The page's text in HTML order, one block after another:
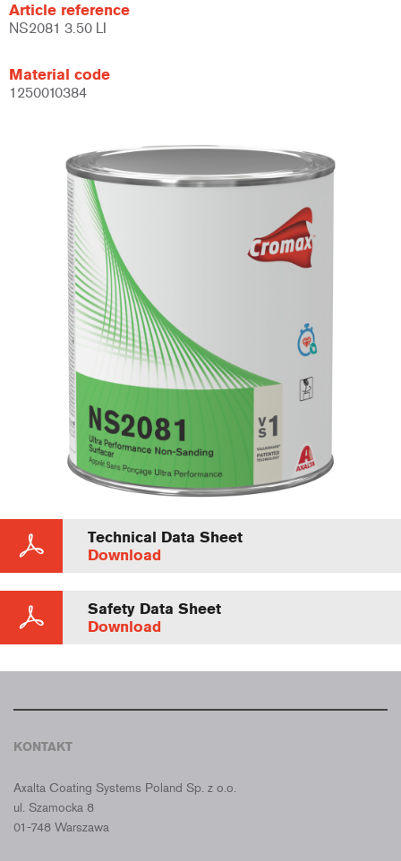
Article reference
NS2081 3.50 LI
Material code
1250010384
Technical Data Sheet
Download
Safety Data Sheet
Download
KONTAKT
Axalta Coating Systems Poland Sp. z o.o.
ul. Szamocka 8
01-748 Warszawa